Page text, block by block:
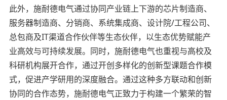
此外，施耐德电气通过协同产业链上下游的芯片制造商、
服务器制造商、分销商、系统集成商、设计院/工程公司、
总包商及IT渠道合作伙伴等生态伙伴，以生态优势赋能产
业高效与可持续发展。同时，施耐德电气也重视与高校及
科研机构展开合作，通过开创多样化的创新型课题合作模
式，促进产学研用的深度融合。通过这种多方联动和创新
协同的合作态势，施耐德电气正致力于构建一个繁荣的智